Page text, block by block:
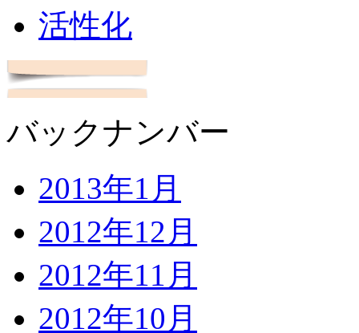
活性化
バックナンバー
2013年1月
2012年12月
2012年11月
2012年10月